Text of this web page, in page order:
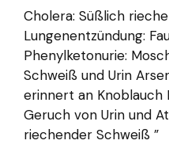
Cholera: Süßlich
Lungenentzündung:
Phenylketonurie:
Schweiß und Urin
erinnert an Knoblauch
Geruch von Urin und
riechender Schweiß ”